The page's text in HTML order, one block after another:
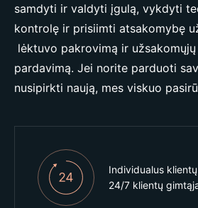
samdyti ir valdyti įgulą, vykdyti
kontrolę ir prisiimti atsakomybę
lėktuvo pakrovimą ir
pardavimą. Jei norite parduoti
nusipirkti naują, mes viskuo
Individualus
24/7 klientų